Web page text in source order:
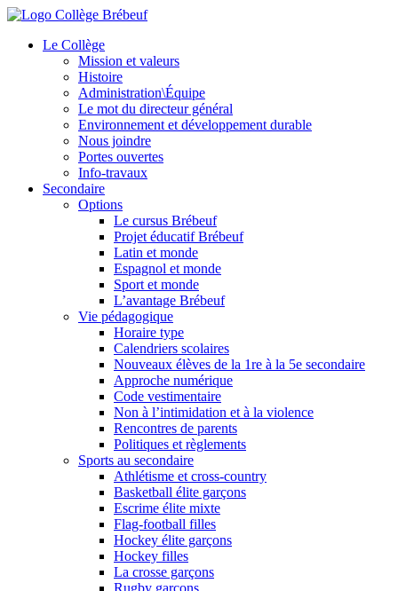
Le Collège
Mission et valeurs
Histoire
Administration\Équipe
Le mot du directeur général
Environnement et développement durable
Nous joindre
Portes ouvertes
Info-travaux
Secondaire
Options
Le cursus Brébeuf
Projet éducatif Brébeuf
Latin et monde
Espagnol et monde
Sport et monde
L’avantage Brébeuf
Vie pédagogique
Horaire type
Calendriers scolaires
Nouveaux élèves de la 1re à la 5e secondaire
Approche numérique
Code vestimentaire
Non à l’intimidation et à la violence
Rencontres de parents
Politiques et règlements
Sports au secondaire
Athlétisme et cross-country
Basketball élite garçons
Escrime élite mixte
Flag-football filles
Hockey élite garçons
Hockey filles
La crosse garçons
Rugby garçons